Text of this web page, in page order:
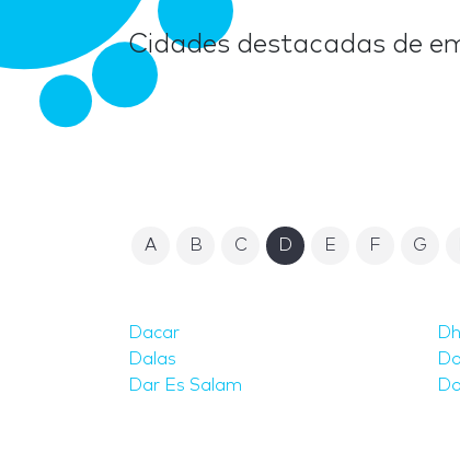
Cidades destacadas de
A B C D E F G
Dacar
Dalas
Dar Es Salam